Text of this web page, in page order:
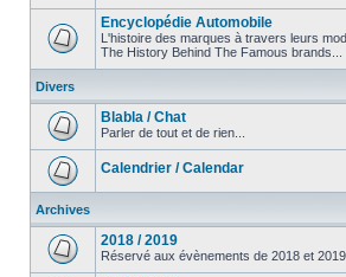
Encyclopédie Automobile
L'histoire des marques à travers leurs
The History Behind The Famous brands...
Divers
Blabla / Chat
Parler de tout et de rien...
Calendrier / Calendar
Archives
2018 / 2019
Réservé aux évènements de 2018 et 2019.